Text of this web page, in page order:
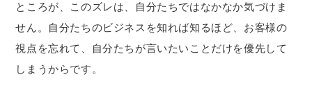
ところが、このズレは、自分たちではなかなか気づけま
せん。自分たちのビジネスを知れば知るほど、お客様の
視点を忘れて、自分たちが言いたいことだけを優先して
しまうからです。